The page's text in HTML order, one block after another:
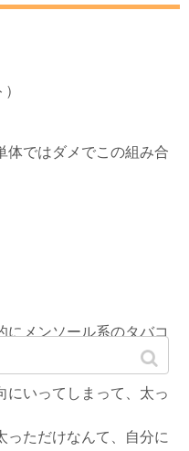
体ではダメでこの組み合
にメンソール系のタバコ
ました。
にいってしまって、太っ
っただけなんて、自分に